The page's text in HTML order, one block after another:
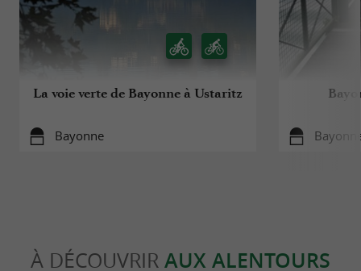
La voie verte de Bayonne à Ustaritz
Bayonne
À DÉCOUVRIR AUX ALENTOURS